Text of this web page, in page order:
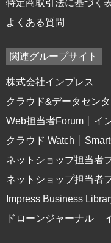
特定商取引法に基づく
よくある質問
関連グループサイト
株式会社インプレス
クラウド&データセン
Web担当者Forum
イ
クラウド Watch
ネットショップ担当者
ネットショップ担当者
Impress Business
ドローンジャーナル